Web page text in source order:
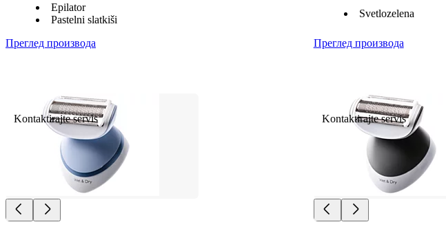
Epilator
Pastelni slatkiši
Преглед производа
Svetlozelena
Преглед производа
Kontaktirajte servis Kontaktirajte servis